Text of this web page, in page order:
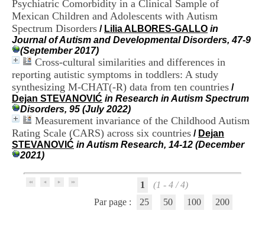
Psychiatric Comorbidity in a Clinical Sample of
Mexican Children and Adolescents with Autism
Spectrum Disorders / Lilia ALBORES-GALLO in
Journal of Autism and Developmental Disorders, 47-9
(September 2017)
Cross-cultural similarities and differences in
reporting autistic symptoms in toddlers: A study
synthesizing M-CHAT(-R) data from ten countries /
Dejan STEVANOVIĆ in Research in Autism Spectrum
Disorders, 95 (July 2022)
Measurement invariance of the Childhood Autism
Rating Scale (CARS) across six countries / Dejan
STEVANOVIĆ in Autism Research, 14-12 (December
2021)
1
(1 - 4 / 4)
Par page :
25 50 100 200
u
R
A
R
h
ô
n
e
-
A
l
p
e
C